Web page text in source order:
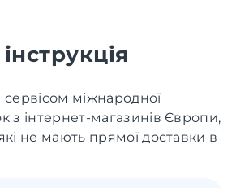
міжнародної
з інтернет-магазинів Європи,
не мають прямої доставки в